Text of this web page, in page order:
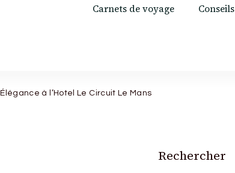
Carnets de voyage Conseils
à l’Hotel Le Circuit Le Mans
Rechercher